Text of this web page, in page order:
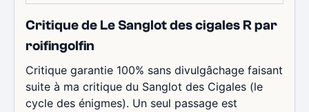
Critique de Le Sanglot des cigales R par
roifingolfin
Critique garantie 100% sans divulgâchage faisant
suite à ma critique du Sanglot des Cigales (le
cycle des énigmes). Un seul passage est